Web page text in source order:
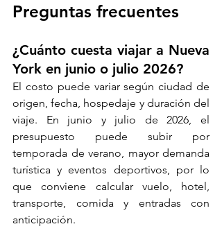
Preguntas frecuentes
¿Cuánto cuesta viajar a Nueva
York en junio o julio 2026?
El costo puede variar según ciudad de
origen, fecha, hospedaje y duración del
viaje. En junio y julio de 2026, el
presupuesto puede subir por
temporada de verano, mayor demanda
turística y eventos deportivos, por lo
que conviene calcular vuelo, hotel,
transporte, comida y entradas con
anticipación.